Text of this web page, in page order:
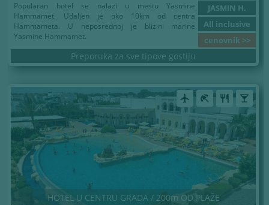
JASMIN H.
All inclusive
cenovnik >>
Popularan hotel se nalazi u mestu Yasmine
Hammamet. Udaljen je oko 10km od centra
Hammameta. U neposrednoj je blizini marine
Yasmine Hammamet.
Preporuka za sve tipove gostiju
airplanemode_active beach_access restaurant local_bar
HOTEL U CENTRU GRADA / 200m OD PLAŽE